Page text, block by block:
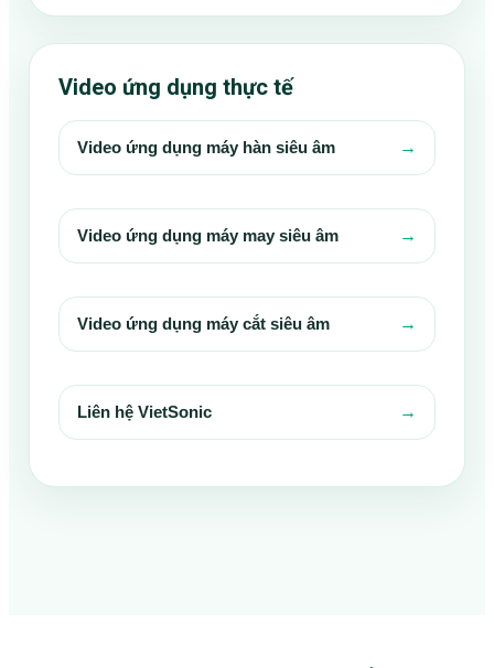
Video ứng dụng thực tế
Video ứng dụng máy hàn siêu âm →
Video ứng dụng máy may siêu âm →
Video ứng dụng máy cắt siêu âm →
Liên hệ VietSonic →